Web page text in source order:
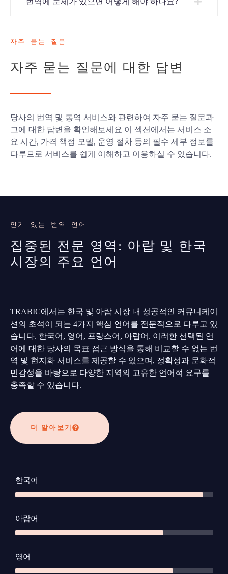
자주 묻는 질문
자주 묻는 질문에 대한 답변
당사의 번역 및 통역 서비스와 관련하여 자주 묻는 질문과
그에 대한 답변을 확인해보세요 이 섹션에서는 서비스 소
요 시간, 가격 책정 모델, 운영 절차 등의 필수 세부 정보를
다루므로 서비스를 쉽게 이해하고 이용하실 수 있습니다.
인기 있는 번역 언어
집중된 전문 영역: 아랍 및 한국
시장의 주요 언어
TRABIC에서는 한국 및 아랍 시장 내 성공적인 커뮤니케이
션의 초석이 되는 4가지 핵심 언어를 전문적으로 다루고 있
습니다. 한국어, 영어, 프랑스어, 아랍어. 이러한 선택된 언
어에 대한 당사의 목표 접근 방식을 통해 비교할 수 없는 번
역 및 현지화 서비스를 제공할 수 있으며, 정확성과 문화적
민감성을 바탕으로 다양한 지역의 고유한 언어적 요구를
충족할 수 있습니다.
더 알아보기
한국어
아랍어
영어